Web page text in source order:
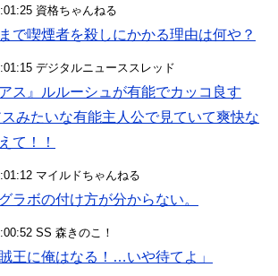
資格ちゃんねる
で喫煙者を殺しにかかる理由は何や？
デジタルニューススレッド
ス』ルルーシュが有能でカッコ良す
みたいな有能主人公で見ていて爽快な
て！！
マイルドちゃんねる
ラボの付け方が分からない。
SS 森きのこ！
王に俺はなる！…いや待てよ」